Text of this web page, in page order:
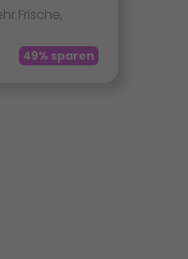
Frische,
49% sparen